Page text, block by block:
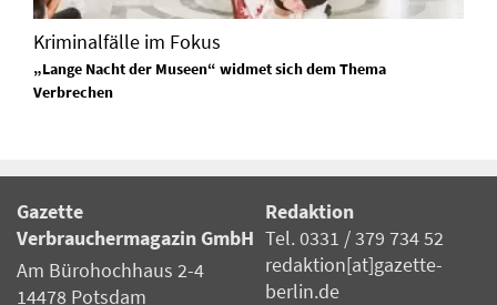
Kriminalfälle im Fokus
„Lange Nacht der Museen“ widmet sich dem Thema
Verbrechen
Gazette
Verbrauchermagazin GmbH
Am Bürohochhaus 2-4
14478 Potsdam
Redaktion
Tel. 0331 / 379 734 52
redaktion[at]gazette-
berlin.de